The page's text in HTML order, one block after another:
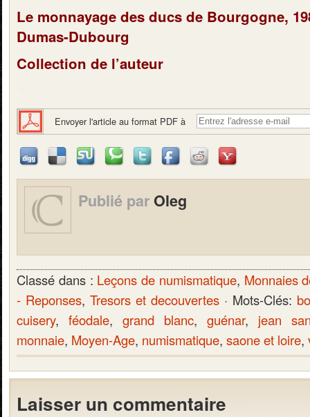
Le monnayage des ducs de Bourgogne,
Dumas-Dubourg
Collection de l’auteur
Envoyer l'article au format PDF à
Publié par Oleg
Classé dans : Leçons de numismatique, Monnaies
- Reponses, Tresors et decouvertes · Mots-Clés:
cuisery, féodale, grand blanc, guénar, jean
monnaie, Moyen-Age, numismatique, saone et loire,
Laisser un commentaire